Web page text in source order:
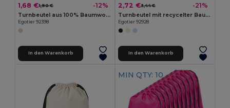
1,68 €1,90 € -12%
Turnbeutel aus 100% Baumwolle (140 g/m²)
Egotier 92398
In den Warenkorb
2,72 €3,44 € -21%
Turnbeutel mit recycelter Baumwolle (70%), Polyester (30% rPET) (140 g/m²)
Egotier 92928
In den Warenkorb
MIN QTY: 10